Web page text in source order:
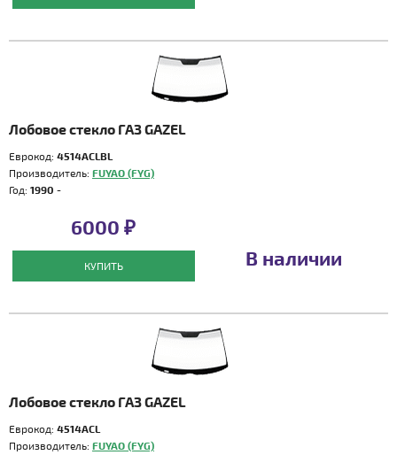
Лобовое стекло ГАЗ GAZEL
Еврокод: 4514ACLBL
Производитель: FUYAO (FYG)
Год: 1990 -
6000 ₽
КУПИТЬ В наличии
Лобовое стекло ГАЗ GAZEL
Еврокод: 4514ACL
Производитель: FUYAO (FYG)